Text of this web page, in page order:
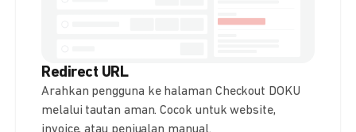
Redirect URL
Arahkan pengguna ke halaman Checkout DOKU
melalui tautan aman. Cocok untuk website,